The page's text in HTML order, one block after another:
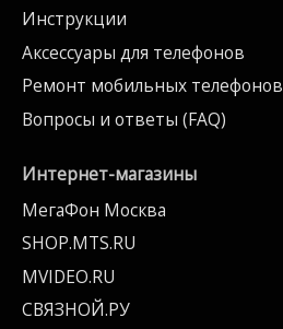
Инструкции
Аксессуары для телефонов
Ремонт мобильных телефонов
Вопросы и ответы (FAQ)
Интернет-магазины
МегаФон Москва
SHOP.MTS.RU
MVIDEO.RU
СВЯЗНОЙ.РУ